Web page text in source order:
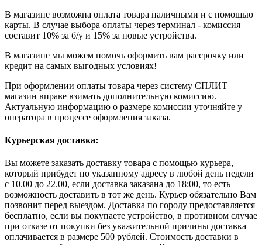
В магазине возможна оплата товара наличными и с помощью
карты. В случае выбора оплаты через терминал - комиссия
составит 10% за б/у и 15% за новые устройства.
В магазине мы можем помочь оформить вам рассрочку или
кредит на самых выгодных условиях!
При оформлении оплаты товара через систему СПЛИТ
магазин вправе взимать дополнительную комиссию.
Актуальную информацию о размере комиссии уточняйте у
оператора в процессе оформления заказа.
Курьерская доставка:
Вы можете заказать доставку товара с помощью курьера,
который прибудет по указанному адресу в любой день недели
с 10.00 до 22.00, если доставка заказана до 18:00, то есть
возможность доставить в тот же день. Курьер обязательно Вам
позвонит перед выездом. Доставка по городу предоставляется
бесплатно, если вы покупаете устройство, в противном случае
при отказе от покупки без уважительной причины доставка
оплачивается в размере 500 рублей. Стоимость доставки в